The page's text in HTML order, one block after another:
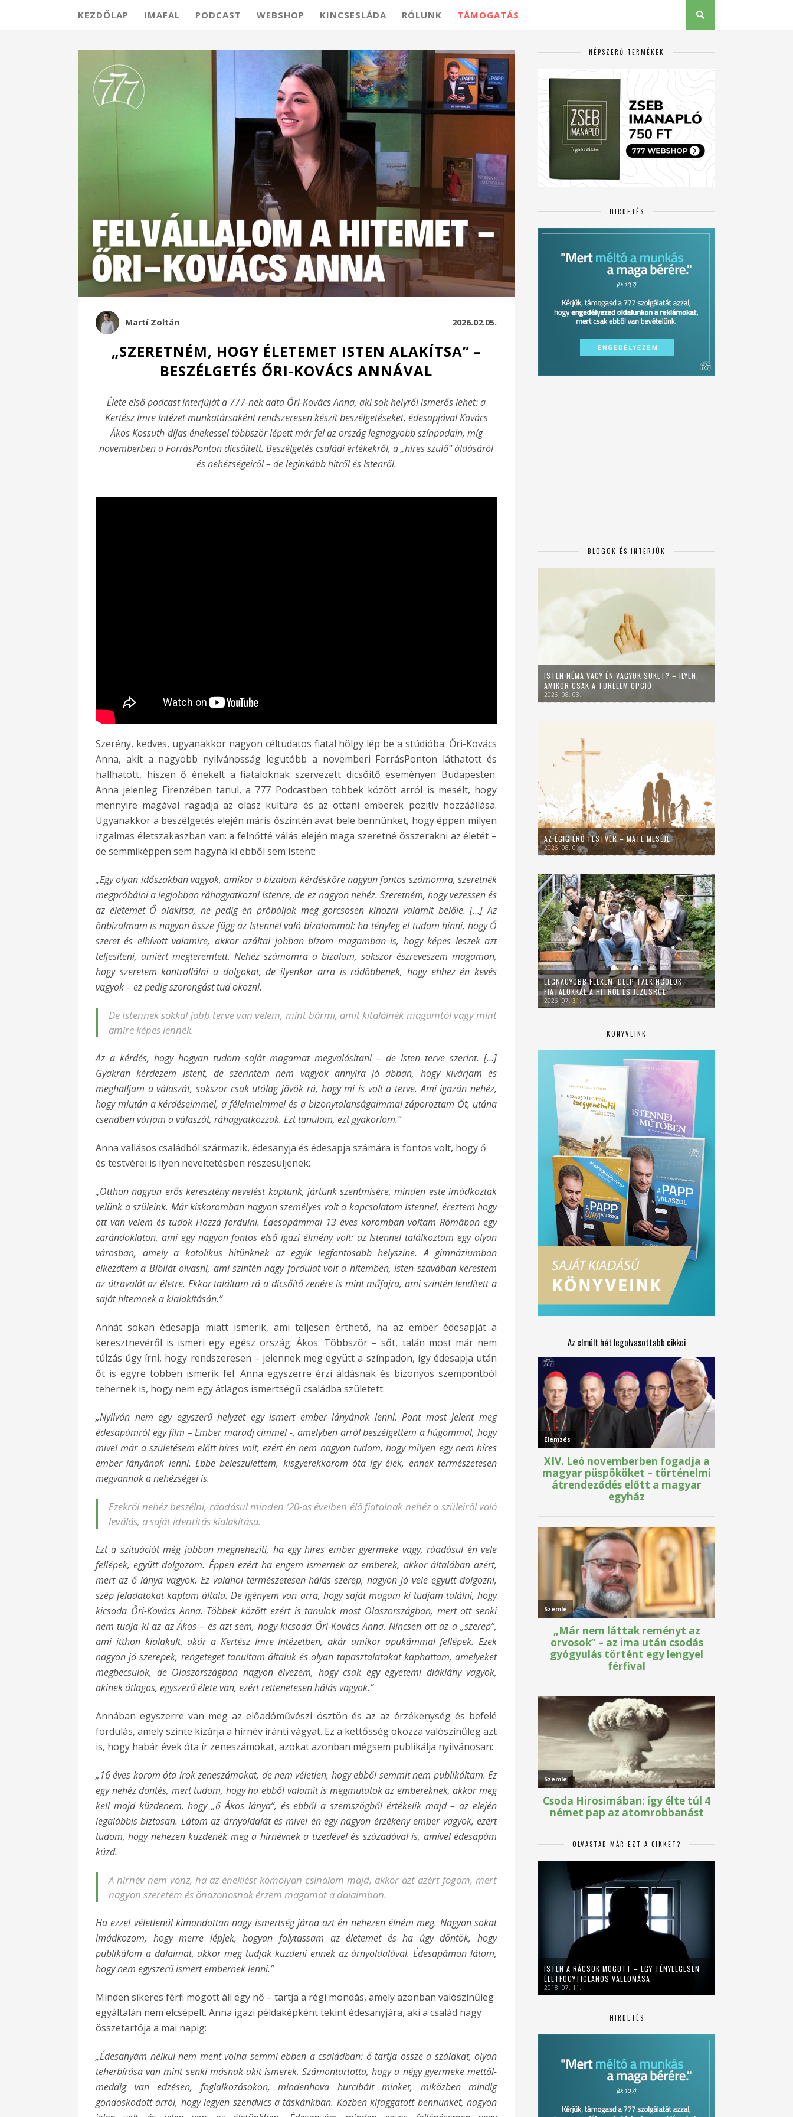
KEZDŐLAP IMAFAL PODCAST WEBSHOP KINCSESLÁDA RÓLUNK TÁMOGATÁS
Martí Zoltán 2026.02.05.
„SZERETNÉM, HOGY ÉLETEMET ISTEN ALAKÍTSA” –
BESZÉLGETÉS ŐRI-KOVÁCS ANNÁVAL
Élete első podcast interjúját a 777-nek adta Őri-Kovács Anna, aki sok helyről ismerős lehet: a
Kertész Imre Intézet munkatársaként rendszeresen készít beszélgetéseket, édesapjával Kovács
Ákos Kossuth-díjas énekessel többször lépett már fel az ország legnagyobb színpadain, míg
novemberben a ForrásPonton dicsőített. Beszélgetés családi értékekről, a „híres szülő” áldásáról
és nehézségeiről – de leginkább hitről és Istenről.
Szerény, kedves, ugyanakkor nagyon céltudatos fiatal hölgy lép be a stúdióba: Őri-Kovács
Anna, akit a nagyobb nyilvánosság legutóbb a novemberi ForrásPonton láthatott és
hallhatott, hiszen ő énekelt a fiataloknak szervezett dicsőítő eseményen Budapesten.
Anna jelenleg Firenzében tanul, a 777 Podcastben többek között arról is mesélt, hogy
mennyire magával ragadja az olasz kultúra és az ottani emberek pozitív hozzáállása.
Ugyanakkor a beszélgetés elején máris őszintén avat bele bennünket, hogy éppen milyen
izgalmas életszakaszban van: a felnőtté válás elején maga szeretné összerakni az életét –
de semmiképpen sem hagyná ki ebből sem Istent:
„Egy olyan időszakban vagyok, amikor a bizalom kérdésköre nagyon fontos számomra, szeretnék
megpróbálni a legjobban ráhagyatkozni Istenre, de ez nagyon nehéz. Szeretném, hogy vezessen és
az életemet Ő alakítsa, ne pedig én próbáljak meg görcsösen kihozni valamit belőle. […] Az
önbizalmam is nagyon össze függ az Istennel való bizalommal: ha tényleg el tudom hinni, hogy Ő
szeret és elhívott valamire, akkor azáltal jobban bízom magamban is, hogy képes leszek azt
teljesíteni, amiért megteremtett. Nehéz számomra a bizalom, sokszor észreveszem magamon,
hogy szeretem kontrollálni a dolgokat, de ilyenkor arra is rádöbbenek, hogy ehhez én kevés
vagyok – ez pedig szorongást tud okozni.
De Istennek sokkal jobb terve van velem, mint bármi, amit kitalálnék magamtól vagy mint
amire képes lennék.
Az a kérdés, hogy hogyan tudom saját magamat megvalósítani – de Isten terve szerint. […]
Gyakran kérdezem Istent, de szerintem nem vagyok annyira jó abban, hogy kivárjam és
meghalljam a válaszát, sokszor csak utólag jövök rá, hogy mi is volt a terve. Ami igazán nehéz,
hogy miután a kérdéseimmel, a félelmeimmel és a bizonytalanságaimmal záporoztam Őt, utána
csendben várjam a válaszát, ráhagyatkozzak. Ezt tanulom, ezt gyakorlom.”
Anna vallásos családból származik, édesanyja és édesapja számára is fontos volt, hogy ő
és testvérei is ilyen neveltetésben részesüljenek:
„Otthon nagyon erős keresztény nevelést kaptunk, jártunk szentmisére, minden este imádkoztak
velünk a szüleink. Már kiskoromban nagyon személyes volt a kapcsolatom Istennel, éreztem hogy
ott van velem és tudok Hozzá fordulni. Édesapámmal 13 éves koromban voltam Rómában egy
zarándoklaton, ami egy nagyon fontos első igazi élmény volt: az Istennel találkoztam egy olyan
városban, amely a katolikus hitünknek az egyik legfontosabb helyszíne. A gimnáziumban
elkezdtem a Bibliát olvasni, ami szintén nagy fordulat volt a hitemben, Isten szavában kerestem
az útravalót az életre. Ekkor találtam rá a dicsőítő zenére is mint műfajra, ami szintén lendített a
saját hitemnek a kialakításán.”
Annát sokan édesapja miatt ismerik, ami teljesen érthető, ha az ember édesapját a
keresztnevéről is ismeri egy egész ország: Ákos. Többször – sőt, talán most már nem
túlzás úgy írni, hogy rendszeresen – jelennek meg együtt a színpadon, így édesapja után
őt is egyre többen ismerik fel. Anna egyszerre érzi áldásnak és bizonyos szempontból
tehernek is, hogy nem egy átlagos ismertségű családba született:
„Nyilván nem egy egyszerű helyzet egy ismert ember lányának lenni. Pont most jelent meg
édesapámról egy film –Ember maradj címmel -, amelyben arról beszélgettem a húgommal, hogy
mivel már a születésem előtt híres volt, ezért én nem nagyon tudom, hogy milyen egy nem híres
ember lányának lenni. Ebbe beleszülettem, kisgyerekkorom óta így élek, ennek természetesen
megvannak a nehézségei is.
Ezekről nehéz beszélni, ráadásul minden ’20-as éveiben élő fiatalnak nehéz a szüleiről való
leválás, a saját identitás kialakítása.
Ezt a szituációt még jobban megnehezíti, ha egy híres ember gyermeke vagy, ráadásul én vele
fellépek, együtt dolgozom. Éppen ezért ha engem ismernek az emberek, akkor általában azért,
mert az ő lánya vagyok. Ez valahol természetesen hálás szerep, nagyon jó vele együtt dolgozni,
szép feladatokat kaptam általa. De igényem van arra, hogy saját magam ki tudjam találni, hogy
kicsoda Őri-Kovács Anna. Többek között ezért is tanulok most Olaszországban, mert ott senki
nem tudja ki az az Ákos – és azt sem, hogy kicsoda Őri-Kovács Anna. Nincsen ott az a „szerep”,
ami itthon kialakult, akár a Kertész Imre Intézetben, akár amikor apukámmal fellépek. Ezek
nagyon jó szerepek, rengeteget tanultam általuk és olyan tapasztalatokat kaphattam, amelyeket
megbecsülök, de Olaszországban nagyon élvezem, hogy csak egy egyetemi diáklány vagyok,
akinek átlagos, egyszerű élete van, ezért rettenetesen hálás vagyok.”
Annában egyszerre van meg az előadóművészi ösztön és az az érzékenység és befelé
fordulás, amely szinte kizárja a hírnév iránti vágyat. Ez a kettősség okozza valószínűleg azt
is, hogy habár évek óta ír zeneszámokat, azokat azonban mégsem publikálja nyilvánosan:
„16 éves korom óta írok zeneszámokat, de nem véletlen, hogy ebből semmit nem publikáltam. Ez
egy nehéz döntés, mert tudom, hogy ha ebből valamit is megmutatok az embereknek, akkor meg
kell majd küzdenem, hogy „ő Ákos lánya”, és ebből a szemszögből értékelik majd – az elején
legalábbis biztosan. Látom az árnyoldalát és mivel én egy nagyon érzékeny ember vagyok, ezért
tudom, hogy nehezen küzdenék meg a hírnévnek a tizedével és századával is, amivel édesapám
küzd.
A hírnév nem vonz, ha az éneklést komolyan csinálom majd, akkor azt azért fogom, mert
nagyon szeretem és önazonosnak érzem magamat a dalaimban.
Ha ezzel véletlenül kimondottan nagy ismertség járna azt én nehezen élném meg. Nagyon sokat
imádkozom, hogy merre lépjek, hogyan folytassam az életemet és ha úgy döntök, hogy
publikálom a dalaimat, akkor meg tudjak küzdeni ennek az árnyoldalával. Édesapámon látom,
hogy nem egyszerű ismert embernek lenni.”
Minden sikeres férfi mögött áll egy nő – tartja a régi mondás, amely azonban valószínűleg
egyáltalán nem elcsépelt. Anna igazi példaképként tekint édesanyjára, aki a család nagy
összetartója a mai napig:
„Édesanyám nélkül nem ment volna semmi ebben a családban: ő tartja össze a szálakat, olyan
teherbírása van mint senki másnak akit ismerek. Számontartotta, hogy a négy gyermeke mettől-
meddig van edzésen, foglalkozásokon, mindenhova hurcibált minket, miközben mindig
gondoskodott arról, hogy legyen szendvics a táskánkban. Közben kifaggatott bennünket, nagyon
NÉPSZERŰ TERMÉKEK
HIRDETÉS
BLOGOK ÉS INTERJÚK
ISTEN NÉMA VAGY ÉN VAGYOK SÜKET? – ILYEN,
AMIKOR CSAK A TÜRELEM OPCIÓ
2026. 08. 03.
AZ ÉGIG ÉRŐ TESTVÉR – MÁTÉ MESÉJE
2026. 08. 01.
LEGNAGYOBB FLEXEM: DEEP TALKINGOLOK
FIATALOKKAL A HITRŐL ÉS JÉZUSRÓL
2026. 07. 31.
KÖNYVEINK
Az elmúlt hét legolvasottabb cikkei
OLVASTAD MÁR EZT A CIKKET?
ISTEN A RÁCSOK MÖGÖTT – EGY TÉNYLEGESEN
ÉLETFOGYTIGLANOS VALLOMÁSA
2018. 07. 11.
HIRDETÉS